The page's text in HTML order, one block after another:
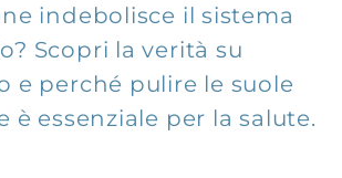
indebolisce il sistema
Scopri la verità su
e perché pulire le suole
è essenziale per la salute.